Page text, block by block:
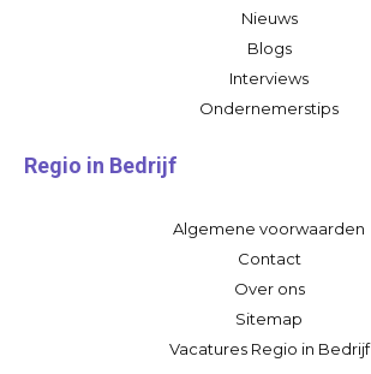
Nieuws
Blogs
Interviews
Ondernemerstips
Regio in Bedrijf
Algemene voorwaarden
Contact
Over ons
Sitemap
Vacatures Regio in Bedrijf